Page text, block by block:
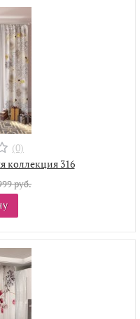
(0)
коллекция 316
руб.